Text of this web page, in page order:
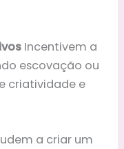
Incentivem a
escovação ou
criatividade e
a criar um